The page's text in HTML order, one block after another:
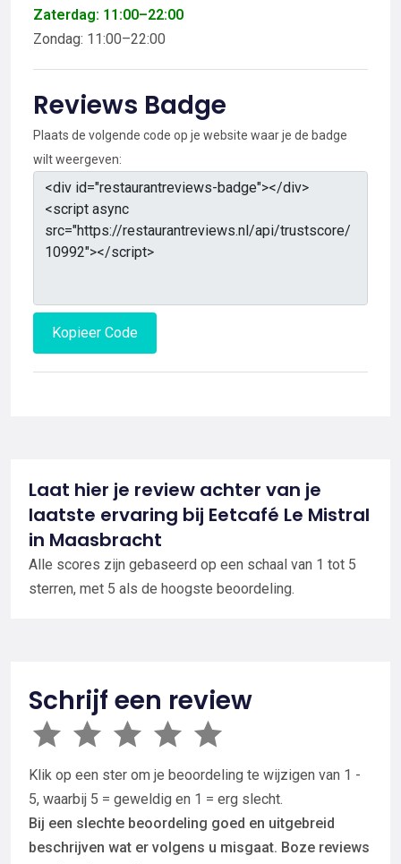
Zaterdag: 11:00–22:00
Zondag: 11:00–22:00
Reviews Badge
Plaats de volgende code op je website waar je de badge
wilt weergeven:
Kopieer Code
Laat hier je review achter van je
laatste ervaring bij Eetcafé Le Mistral
in Maasbracht
Alle scores zijn gebaseerd op een schaal van 1 tot 5
sterren, met 5 als de hoogste beoordeling.
Schrijf een review
Klik op een ster om je beoordeling te wijzigen van 1 -
5, waarbij 5 = geweldig en 1 = erg slecht.
Bij een slechte beoordeling goed en uitgebreid
beschrijven wat er volgens u misgaat. Boze reviews